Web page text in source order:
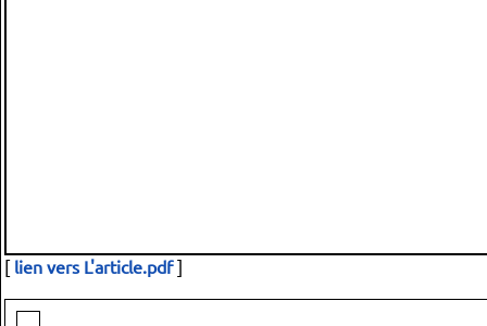
[ lien vers L'article.pdf]